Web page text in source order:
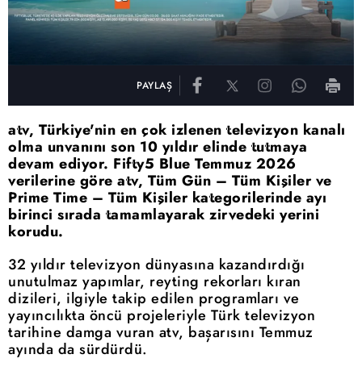
PAYLAŞ
atv, Türkiye'nin en çok izlenen televizyon kanalı
olma unvanını son 10 yıldır elinde tutmaya
devam ediyor. Fifty5 Blue Temmuz 2026
verilerine göre atv, Tüm Gün – Tüm Kişiler ve
Prime Time – Tüm Kişiler kategorilerinde ayı
birinci sırada tamamlayarak zirvedeki yerini
korudu.
32 yıldır televizyon dünyasına kazandırdığı
unutulmaz yapımlar, reyting rekorları kıran
dizileri, ilgiyle takip edilen programları ve
yayıncılıkta öncü projeleriyle Türk televizyon
tarihine damga vuran atv, başarısını Temmuz
ayında da sürdürdü.